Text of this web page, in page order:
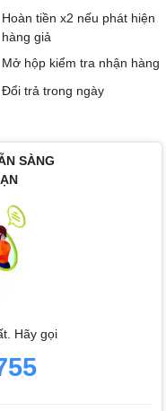
Hoàn tiền x2 nếu phát hiện
hàng giả
Mở hộp kiểm tra nhận hàng
Đổi trả trong ngày
SÀNG
Hãy gọi